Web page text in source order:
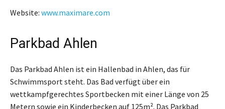
Website: www.maximare.com
Parkbad Ahlen
Das Parkbad Ahlen ist ein Hallenbad in Ahlen, das für
Schwimmsport steht. Das Bad verfügt über ein
wettkampfgerechtes Sportbecken mit einer Länge von 25
Metern sowie ein Kinderbecken auf 125m². Das Parkbad